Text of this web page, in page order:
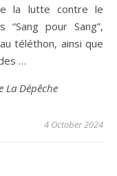
la lutte contre le
pour Sang”,
téléthon, ainsi que
…
La Dépêche
4 October 2024